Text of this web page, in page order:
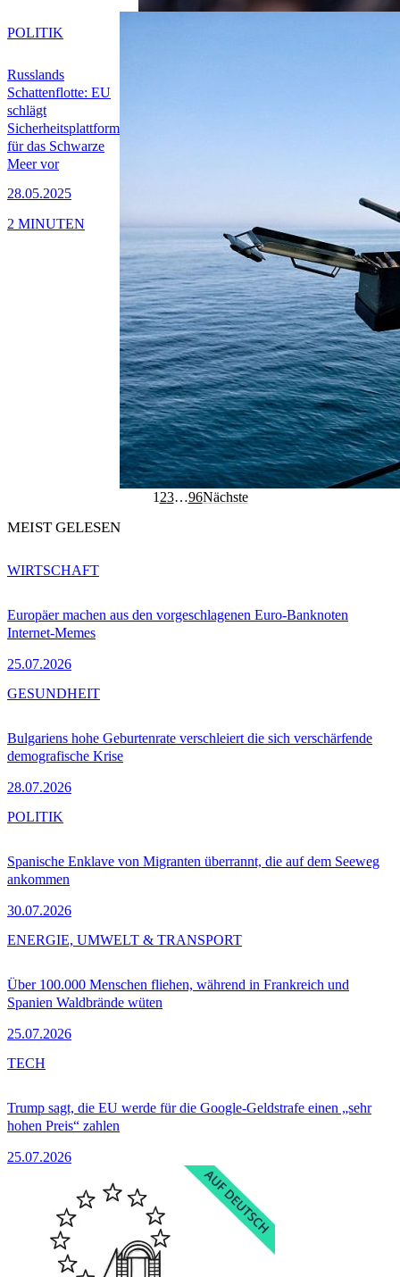
Russlands
Schattenflotte: EU
schlägt
Sicherheitsplattform
für das Schwarze
Meer vor
28.05.2025
POLITIK
2 MINUTEN
1 23…96Nächste
MEIST GELESEN
Europäer machen aus den vorgeschlagenen Euro-Banknoten
Internet-Memes
25.07.2026
WIRTSCHAFT
Bulgariens hohe Geburtenrate verschleiert die sich verschärfende
demografische Krise
28.07.2026
GESUNDHEIT
Spanische Enklave von Migranten überrannt, die auf dem Seeweg
ankommen
30.07.2026
POLITIK
Über 100.000 Menschen fliehen, während in Frankreich und
Spanien Waldbrände wüten
25.07.2026
ENERGIE, UMWELT & TRANSPORT
Trump sagt, die EU werde für die Google-Geldstrafe einen „sehr
hohen Preis“ zahlen
25.07.2026
TECH